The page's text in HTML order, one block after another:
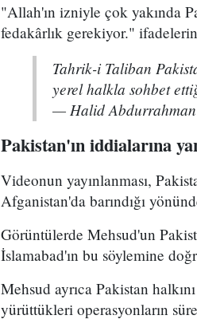
"Allah'ın izniyle çok yakında
fedakârlık gerekiyor."
Tahrik-i Taliban
yerel halkla sohbet
— Halid
Pakistan'ın iddialarına
Videonun yayınlanması,
Afganistan'da barındığı
Görüntülerde Mehsud'un
İslamabad'ın bu söylemine
Mehsud ayrıca Pakistan
yürüttükleri operasyonların